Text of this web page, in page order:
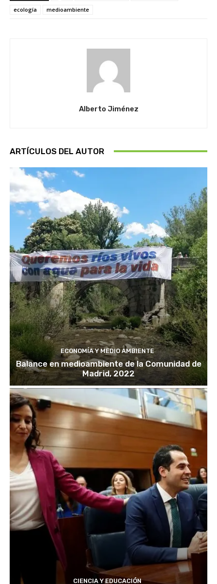
ecología
medioambiente
Alberto Jiménez
ARTÍCULOS DEL AUTOR
ECONOMÍA Y MEDIO AMBIENTE
Balance en medioambiente de la Comunidad de
Madrid, 2022
CIENCIA Y EDUCACIÓN